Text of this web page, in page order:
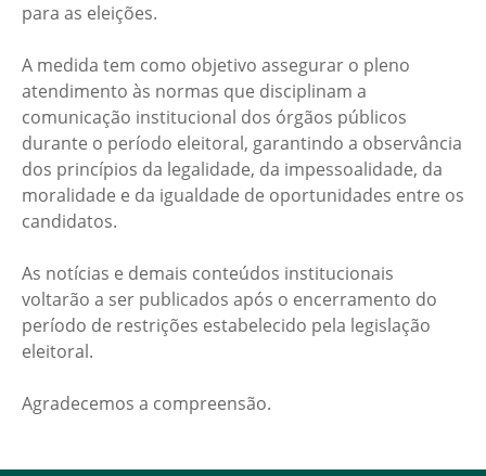
para as eleições.
A medida tem como objetivo assegurar o pleno
atendimento às normas que disciplinam a
comunicação institucional dos órgãos públicos
durante o período eleitoral, garantindo a observância
dos princípios da legalidade, da impessoalidade, da
moralidade e da igualdade de oportunidades entre os
candidatos.
As notícias e demais conteúdos institucionais
voltarão a ser publicados após o encerramento do
período de restrições estabelecido pela legislação
eleitoral.
Agradecemos a compreensão.